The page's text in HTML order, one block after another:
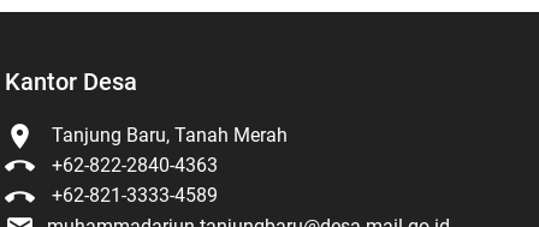
Kantor Desa
 Tanjung Baru, Tanah Merah
 +62-822-2840-4363
 +62-821-3333-4589